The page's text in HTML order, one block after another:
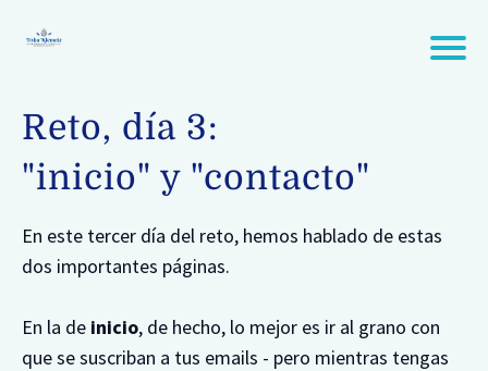
Reto, día 3:
"inicio" y "contacto"
En este tercer día del reto, hemos hablado de estas
dos importantes páginas.
En la de inicio, de hecho, lo mejor es ir al grano con
que se suscriban a tus emails - pero mientras tengas